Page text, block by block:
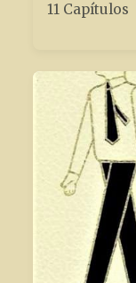
11 Capítulos